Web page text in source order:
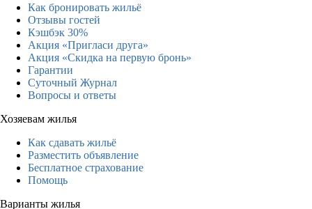
Как бронировать жильё
Отзывы гостей
Кэшбэк 30%
Акция «Пригласи друга»
Акция «Скидка на первую бронь»
Гарантии
Суточный Журнал
Вопросы и ответы
Хозяевам жилья
Как сдавать жильё
Разместить объявление
Бесплатное страхование
Помощь
Варианты жилья